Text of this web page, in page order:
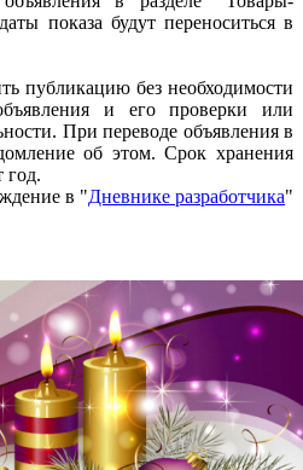
показа будут переноситься в
публикацию без необходимости
и его проверки или
При переводе объявления в
об этом. Срок хранения
год.
в "Дневнике разработчика"